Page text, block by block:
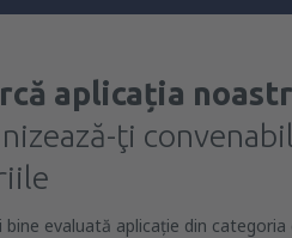
aplicația
ţi convenabil
bine evaluată aplicație din